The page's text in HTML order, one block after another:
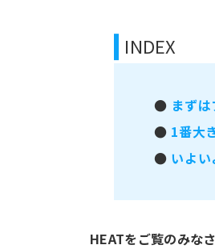
INDEX
● まず
● 1番大
● いよ
HEATをご覧のみな